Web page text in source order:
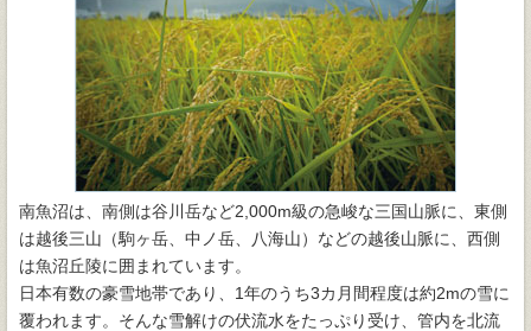
南魚沼は、南側は谷川岳など2,000m級の急峻な三国山脈に、東側
は越後三山（駒ヶ岳、中ノ岳、八海山）などの越後山脈に、西側
は魚沼丘陵に囲まれています。
日本有数の豪雪地帯であり、1年のうち3カ月間程度は約2mの雪に
覆われます。そんな雪解けの伏流水をたっぷり受け、管内を北流